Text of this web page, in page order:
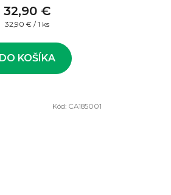
32,90 €
Jednotková
32,90 € / 1 ks
DO KOŠÍKA
Kód: CA185001